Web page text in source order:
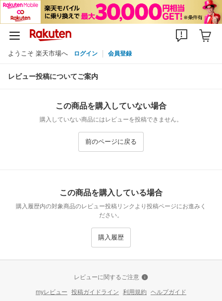
ようこそ 楽天市場へ ログイン 会員登録
レビュー投稿についてご案内
この商品を購入していない場合
購入していない商品にはレビューを投稿できません。
前のページに戻る
この商品を購入している場合
購入履歴内の対象商品のレビュー投稿リンクより投稿ページにお進みく
ださい。
購入履歴
レビューに関するご注意
myレビュー 投稿ガイドライン 利用規約 ヘルプガイド